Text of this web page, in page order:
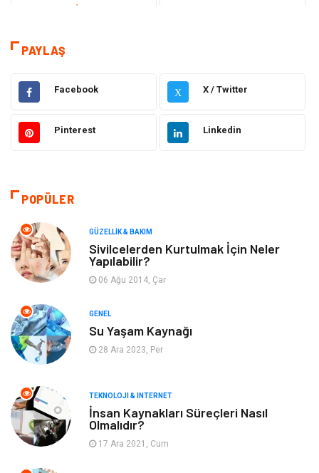
Eğitim & Kariyer
Gündem Hukuk
Moda Sağlıklı Yaşam
Bilgisayar & Yazılım
Makine
Giyim
Yeme & İçme
Keyif & Hobi Organizasyon
Gayrimenkul Spor
Finans& Ekonomi Anne & Çocuk
PAYLAŞ
Facebook X X / Twitter
Pinterest Linkedin
POPÜLER
GÜZELLIK & BAKIM
Sivilcelerden Kurtulmak İçin Neler
Yapılabilir?
06 Ağu 2014, Çar
GENEL
Su Yaşam Kaynağı
28 Ara 2023, Per
TEKNOLOJI & İNTERNET
İnsan Kaynakları Süreçleri Nasıl
Olmalıdır?
17 Ara 2021, Cum